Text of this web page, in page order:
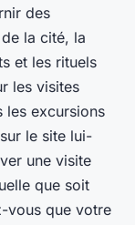
des
la cité, la
et les rituels
les visites
les excursions
le site lui-
une visite
que soit
vous que votre